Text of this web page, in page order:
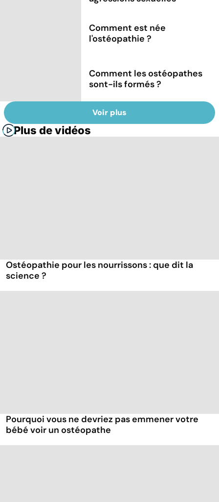
Comment est née
l'ostéopathie ?
Comment les ostéopathes
sont-ils formés ?
Voir plus
Plus de vidéos
Ostéopathie pour les nourrissons : que dit la
science ?
Pourquoi vous ne devriez pas emmener votre
bébé voir un ostéopathe